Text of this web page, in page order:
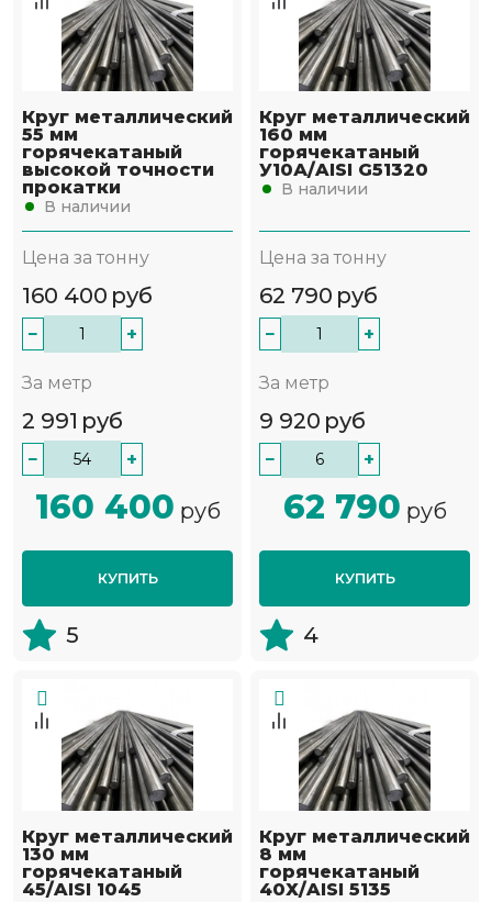
Круг металлический
55 мм
горячекатаный
высокой точности
прокатки
В наличии
Цена за тонну
160 400 руб
− +
За метр
2 991 руб
− +
160 400 руб
КУПИТЬ
5
Круг металлический
160 мм
горячекатаный
У10А/AISI G51320
В наличии
Цена за тонну
62 790 руб
− +
За метр
9 920 руб
− +
62 790 руб
КУПИТЬ
4
Круг металлический
130 мм
горячекатаный
45/AISI 1045
Круг металлический
8 мм
горячекатаный
40Х/AISI 5135